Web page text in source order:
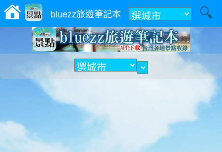
bluezz旅遊筆記本 附近